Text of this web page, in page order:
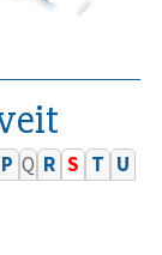
P Q R S T U